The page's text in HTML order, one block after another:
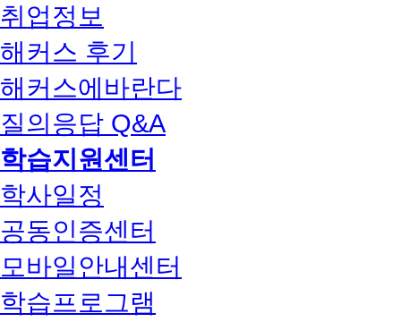
취업정보
해커스 후기
해커스에바란다
질의응답 Q&A
학습지원센터
학사일정
공동인증센터
모바일안내센터
학습프로그램